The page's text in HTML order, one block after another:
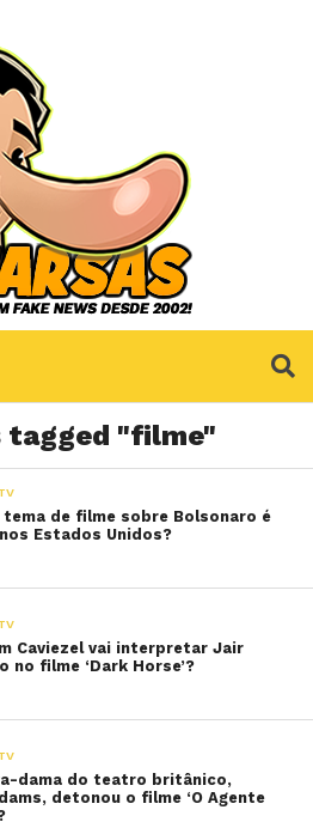
tagged "filme"
tema de filme sobre Bolsonaro é
Estados Unidos?
Caviezel vai interpretar Jair
no filme ‘Dark Horse’?
dama do teatro britânico,
detonou o filme ‘O Agente